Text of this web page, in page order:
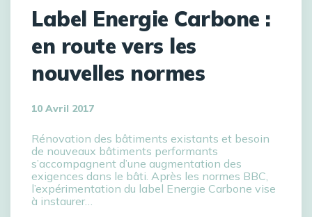
Label Energie Carbone :
en route vers les
nouvelles normes
10 Avril 2017
Rénovation des bâtiments existants et besoin
de nouveaux bâtiments performants
s’accompagnent d’une augmentation des
exigences dans le bâti. Après les normes BBC,
l’expérimentation du label Energie Carbone vise
à instaurer…